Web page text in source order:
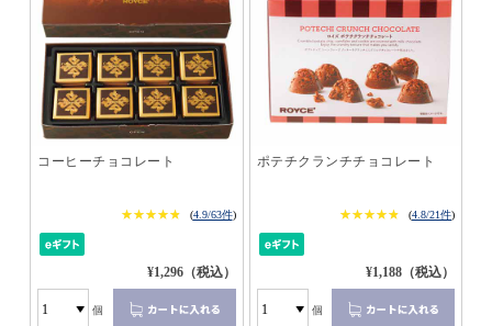
コーヒーチョコレート
★★★★★
★★★★★ (4.9/63件)
¥1,296（税込）
個
ポテチクランチチョコレート
★★★★★
★★★★★ (4.8/21件)
¥1,188（税込）
個